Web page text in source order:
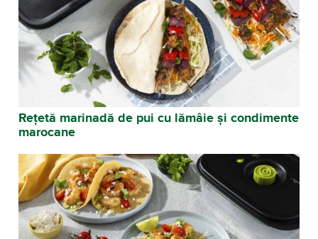
Rețetă marinadă de pui cu lămâie și condimente
marocane